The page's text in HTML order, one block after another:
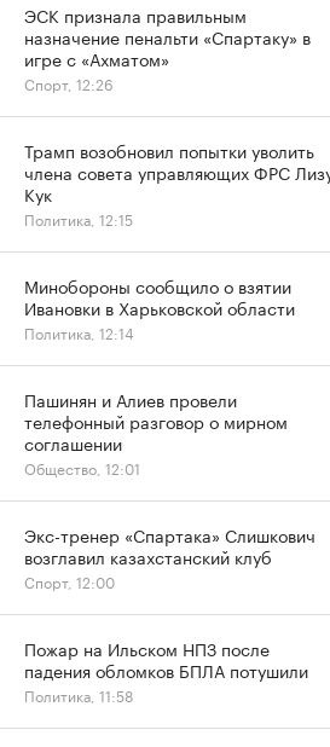
ЭСК признала правильным
назначение пенальти «Спартаку» в
игре с «Ахматом»
Спорт, 12:26
Трамп возобновил попытки уволить
члена совета управляющих ФРС
Кук
Политика, 12:15
Минобороны сообщило о взятии
Ивановки в Харьковской области
Политика, 12:14
Пашинян и Алиев провели
телефонный разговор о мирном
соглашении
Общество, 12:01
Экс-тренер «Спартака» Слишкович
возглавил казахстанский клуб
Спорт, 12:00
Пожар на Ильском НПЗ после
падения обломков БПЛА потушили
Политика, 11:58